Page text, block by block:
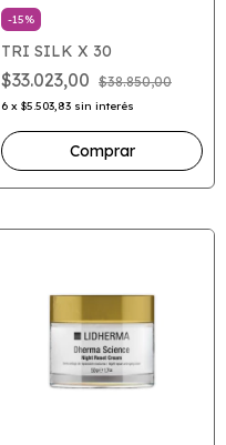
-15%
TRI SILK X 30
$33.023,00 $38.850,00
6 x $5.503,83 sin interés